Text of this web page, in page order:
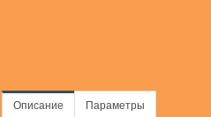
Описание Параметры